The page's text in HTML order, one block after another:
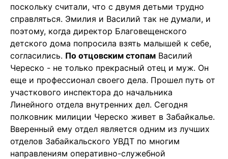
поскольку считали, что с двумя детьми трудно
справляться. Эмилия и Василий так не думали, и
поэтому, когда директор Благовещенского
детского дома попросила взять малышей к себе,
согласились. По отцовским стопам Василий
Череско - не только прекрасный отец и муж. Он
еще и профессионал своего дела. Прошел путь от
участкового инспектора до начальника
Линейного отдела внутренних дел. Сегодня
полковник милиции Череско живет в Забайкалье.
Вверенный ему отдел является одним из лучших
отделов Забайкальского УВДТ по многим
направлениям оперативно-служебной